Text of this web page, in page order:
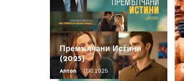
Премълчани Истини
(2025)
Anton 17.10.2025